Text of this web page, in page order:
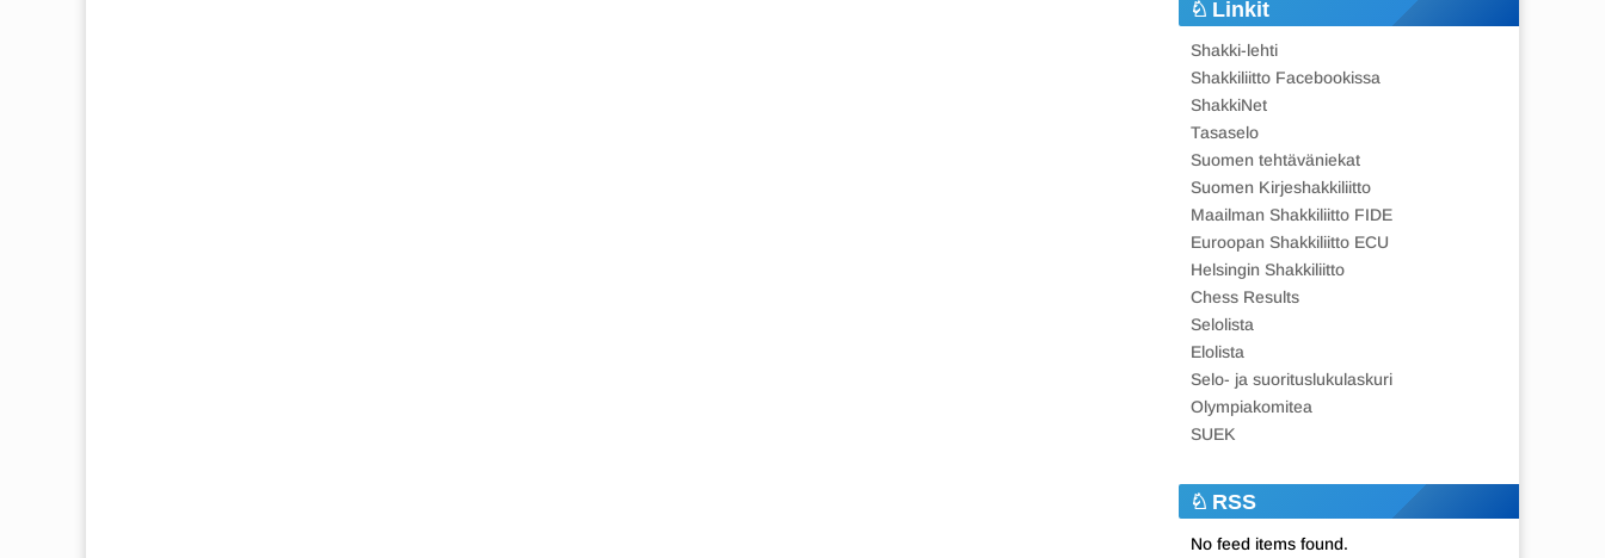
Linkit
Shakki-lehti
Shakkiliitto Facebookissa
ShakkiNet
Tasaselo
Suomen tehtäväniekat
Suomen Kirjeshakkiliitto
Maailman Shakkiliitto FIDE
Euroopan Shakkiliitto ECU
Helsingin Shakkiliitto
Chess Results
Selolista
Elolista
Selo- ja suorituslukulaskuri
Olympiakomitea
SUEK
RSS
No feed items found.